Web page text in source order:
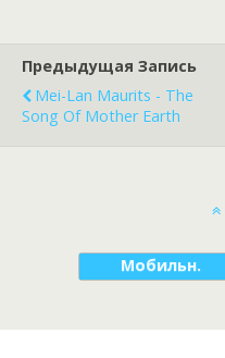
Предыдущая Запись
Mei-Lan Maurits - The
Song Of Mother Earth
Мобильн.